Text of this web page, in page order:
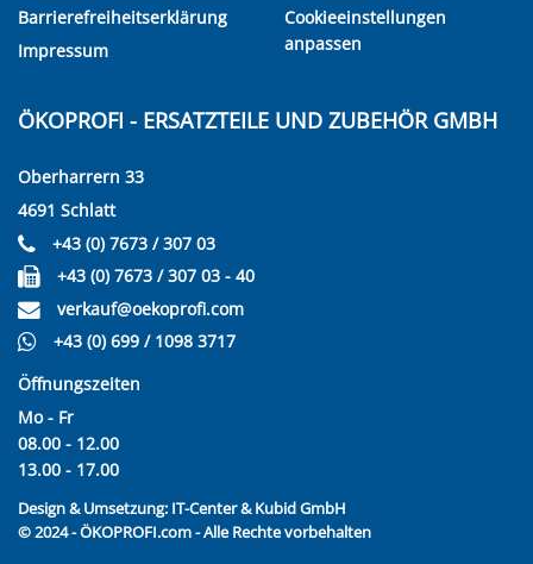
Barrierefreiheitserklärung
Impressum
Cookieeinstellungen
anpassen
ÖKOPROFI - ERSATZTEILE UND ZUBEHÖR GMBH
Oberharrern 33
4691 Schlatt
+43 (0) 7673 / 307 03
+43 (0) 7673 / 307 03 - 40
verkauf@oekoprofi.com
+43 (0) 699 / 1098 3717
Öffnungszeiten
Mo - Fr
08.00 - 12.00
13.00 - 17.00
Design & Umsetzung: IT-Center & Kubid GmbH
© 2024 - ÖKOPROFI.com - Alle Rechte vorbehalten